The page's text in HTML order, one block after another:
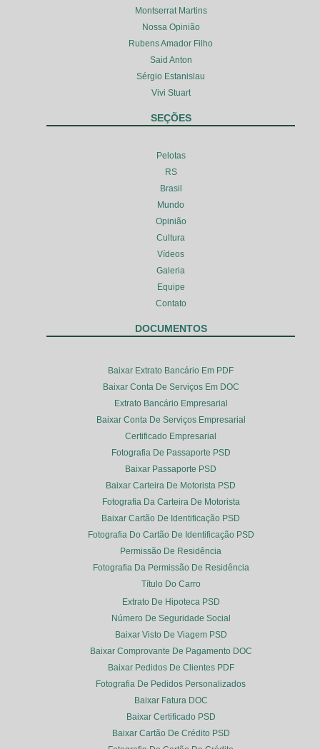
Montserrat Martins
Nossa Opinião
Rubens Amador Filho
Said Anton
Sérgio Estanislau
Vivi Stuart
SEÇÕES
Pelotas
RS
Brasil
Mundo
Opinião
Cultura
Vídeos
Galeria
Equipe
Contato
DOCUMENTOS
Baixar Extrato Bancário Em PDF
Baixar Conta De Serviços Em DOC
Extrato Bancário Empresarial
Baixar Conta De Serviços Empresarial
Certificado Empresarial
Fotografia De Passaporte PSD
Baixar Passaporte PSD
Baixar Carteira De Motorista PSD
Fotografia Da Carteira De Motorista
Baixar Cartão De Identificação PSD
Fotografia Do Cartão De Identificação PSD
Permissão De Residência
Fotografia Da Permissão De Residência
Título Do Carro
Extrato De Hipoteca PSD
Número De Seguridade Social
Baixar Visto De Viagem PSD
Baixar Comprovante De Pagamento DOC
Baixar Pedidos De Clientes PDF
Fotografia De Pedidos Personalizados
Baixar Fatura DOC
Baixar Certificado PSD
Baixar Cartão De Crédito PSD